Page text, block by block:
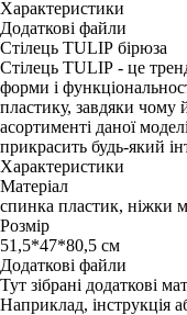
Характеристики
Додаткові файли
Стілець TULIP бірюза
Стілець TULIP - це
форми і
пластику, завдяки чому
асортименті даної
прикрасить будь-який
Характеристики
Матеріал
спинка пластик, ніжки
Розмір
51,5*47*80,5 см
Додаткові файли
Тут зібрані додаткові
Наприклад, інструкція